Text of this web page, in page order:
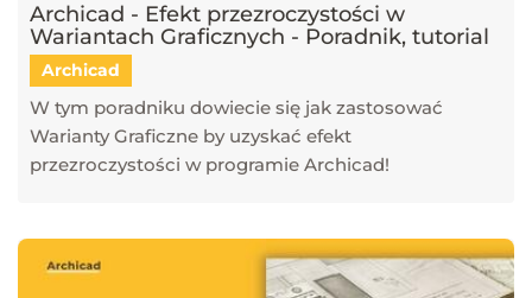
Archicad - Efekt przezroczystości w
Wariantach Graficznych - Poradnik, tutorial
Archicad
W tym poradniku dowiecie się jak zastosować
Warianty Graficzne by uzyskać efekt
przezroczystości w programie Archicad!